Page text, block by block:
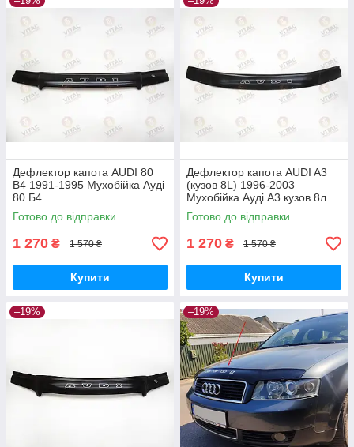
Дефлектор капота AUDI 80
B4 1991-1995 Мухобійка Ауді
80 Б4
Готово до відправки
1 270 ₴ 1 570 ₴
Купити
Дефлектор капота AUDI A3
(кузов 8L) 1996-2003
Мухобійка Ауді А3 кузов 8л
Готово до відправки
1 270 ₴ 1 570 ₴
Купити
–19% –19%